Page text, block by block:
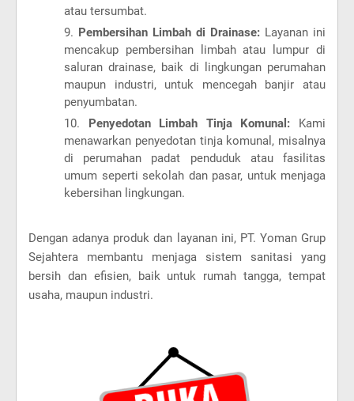
atau tersumbat.
Pembersihan Limbah di Drainase: Layanan ini
mencakup pembersihan limbah atau lumpur di
saluran drainase, baik di lingkungan perumahan
maupun industri, untuk mencegah banjir atau
penyumbatan.
Penyedotan Limbah Tinja Komunal: Kami
menawarkan penyedotan tinja komunal, misalnya
di perumahan padat penduduk atau fasilitas
umum seperti sekolah dan pasar, untuk menjaga
kebersihan lingkungan.
Dengan adanya produk dan layanan ini, PT. Yoman Grup
Sejahtera membantu menjaga sistem sanitasi yang
bersih dan efisien, baik untuk rumah tangga, tempat
usaha, maupun industri.